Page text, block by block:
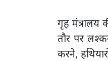
गृह मंत्रालय
तौर पर
करने,